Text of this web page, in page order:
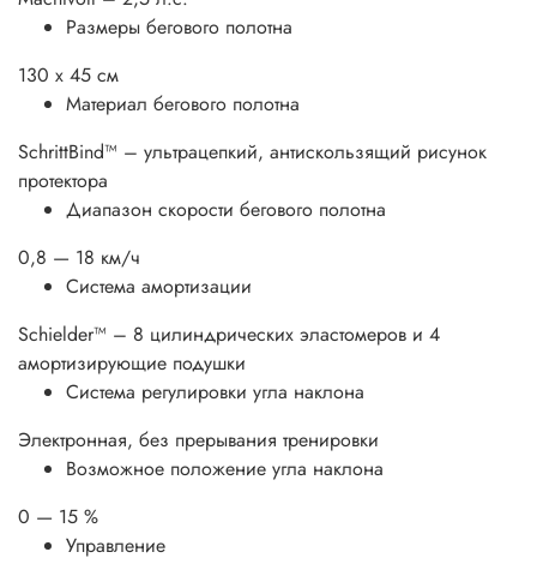
Размеры бегового полотна
130 x 45 см
Материал бегового полотна
SchrittBind™ – ультрацепкий, антискользящий рисунок
протектора
Диапазон скорости бегового полотна
0,8 — 18 км/ч
Система амортизации
Schielder™ – 8 цилиндрических эластомеров и 4
амортизирующие подушки
Система регулировки угла наклона
Электронная, без прерывания тренировки
Возможное положение угла наклона
0 — 15 %
Управление